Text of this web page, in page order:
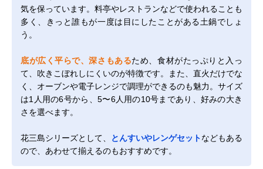
気を保っています。料亭やレストランなどで使われることも
多く、きっと誰もが一度は目にしたことがある土鍋でしょ
う。
底が広く平らで、深さもあるため、食材がたっぷりと入っ
て、吹きこぼれしにくいのが特徴です。また、直火だけでな
く、オーブンや電子レンジで調理ができるのも魅力。サイズ
は1人用の6号から、5〜6人用の10号まであり、好みの大き
さを選べます。
花三島シリーズとして、 とんすいやレンゲセットなどもある
ので、あわせて揃えるのもおすすめです。